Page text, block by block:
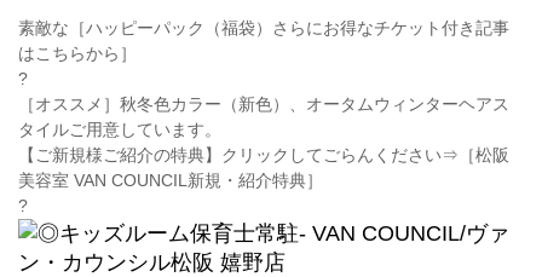
素敵な［ハッピーパック（福袋）さらにお得なチケット付き記事
はこちらから］
?
［オススメ］秋冬色カラー（新色）、オータムウィンターヘアス
タイルご用意しています。
【ご新規様ご紹介の特典】クリックしてごらんください⇒［松阪
美容室 VAN COUNCIL新規・紹介特典］
?